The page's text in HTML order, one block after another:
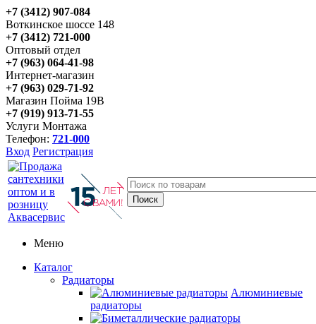
+7 (3412) 907-084
Воткинское шоссе 148
+7 (3412) 721-000
Оптовый отдел
+7 (963) 064-41-98
Интернет-магазин
+7 (963) 029-71-92
Магазин Пойма 19В
+7 (919) 913-71-55
Услуги Монтажа
Телефон: 721-000
Вход Регистрация
Меню
Каталог
Радиаторы
Алюминиевые
радиаторы